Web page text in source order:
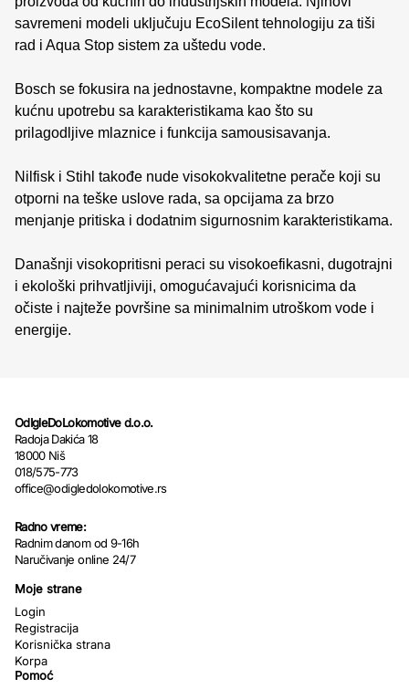
savremeni modeli uključuju EcoSilent tehnologiju za tiši
rad i Aqua Stop sistem za uštedu vode.
Bosch se fokusira na jednostavne, kompaktne modele za
kućnu upotrebu sa karakteristikama kao što su
prilagodljive mlaznice i funkcija samousisavanja.
Nilfisk i Stihl takođe nude visokokvalitetne perače koji su
otporni na teške uslove rada, sa opcijama za brzo
menjanje pritiska i dodatnim sigurnosnim karakteristikama.
Današnji visokopritisni peraci su visokoefikasni, dugotrajni
i ekološki prihvatljiviji, omogućavajući korisnicima da
očiste i najteže površine sa minimalnim utroškom vode i
energije.
OdIgleDoLokomotive d.o.o.
Radoja Dakića 18
18000 Niš
018/575-773
office@odigledolokomotive.rs
Radno vreme:
Radnim danom od 9-16h
Naručivanje online 24/7
Moje strane
Login
Registracija
Korisnička strana
Korpa
Pomoć